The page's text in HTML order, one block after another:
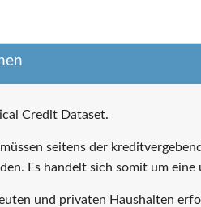
Credit Dataset.
seitens der
Es handelt sich somit um eine
und privaten Haushalten